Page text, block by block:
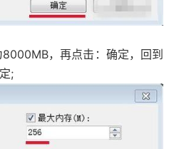
，再点击：确定，回到
;